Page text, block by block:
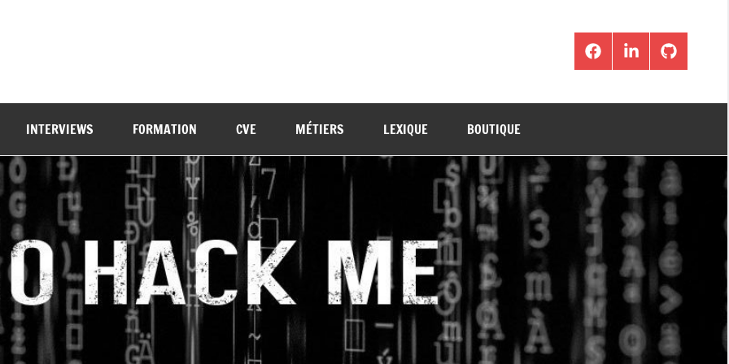
FacebookLinkedInGithub
INTERVIEWS FORMATION CVE MÉTIERS LEXIQUE BOUTIQUE